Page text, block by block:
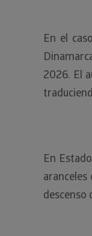
En el
2026. El
En
descenso